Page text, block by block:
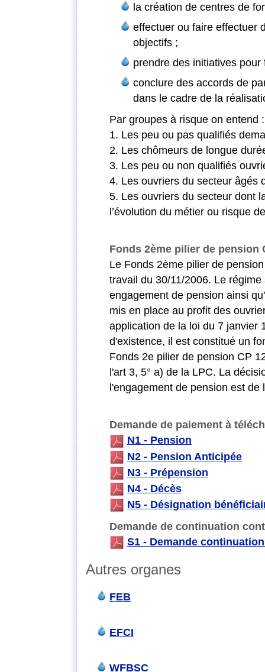
la création de centres de
effectuer ou faire effectuer
objectifs ;
prendre des initiatives
conclure des accords de
dans le cadre de la
Par groupes à risque on entend :
1. Les peu ou pas qualifiés
2. Les chômeurs de longue
3. Les peu ou non qualifiés
4. Les ouvriers du secteur âgés
5. Les ouvriers du secteur dont
l’évolution du métier ou risque
Fonds 2ème pilier de pension
Le Fonds 2ème pilier de
travail du 30/11/2006. Le
engagement de pension ainsi
mis en place au profit des
application de la loi du 7 janvier
d'existence, il est constitué un
Fonds 2e pilier de pension CP
l'art 3, 5° a) de la LPC. La
l'engagement de pension est
Demande de paiement à
N1 - Pension
N2 - Pension Anticipée
N3 - Prépension
N4 - Décès
N5 - Désignation
Demande de continuation
S1 - Demande
Autres organes
FEB
EFCI
WFBSC